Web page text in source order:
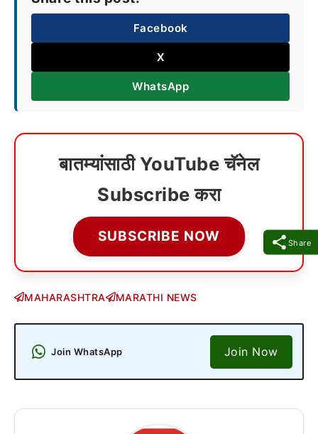
Share
Facebook
X
WhatsApp
बातम्यांसाठी YouTube चॅनेल
Subscribe करा
SUBSCRIBE NOW
MAHARASHTRA MARATHI NEWS
Join WhatsApp Join Now